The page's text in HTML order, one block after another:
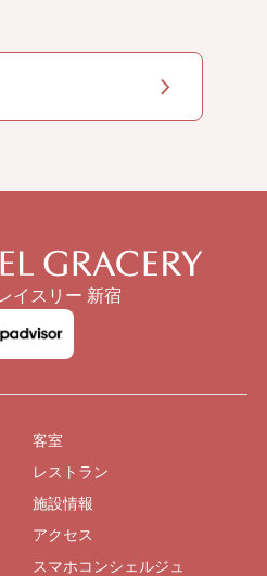
イスリー 新宿
客室
レストラン
施設情報
アクセス
スマホコンシェルジュ